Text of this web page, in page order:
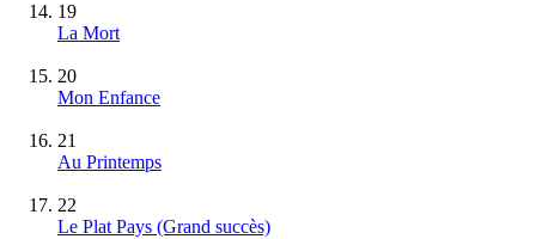
19
La Mort
20
Mon Enfance
21
Au Printemps
22
Le Plat Pays (Grand succès)